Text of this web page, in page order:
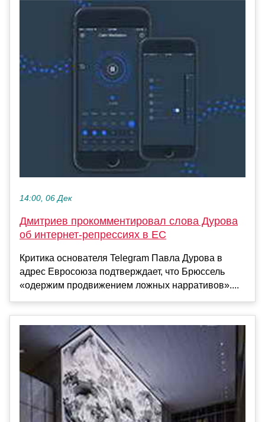
14:00, 06 Дек
Дмитриев прокомментировал слова Дурова
об интернет-репрессиях в ЕС
Критика основателя Telegram Павла Дурова в
адрес Евросоюза подтверждает, что Брюссель
«одержим продвижением ложных нарративов»....